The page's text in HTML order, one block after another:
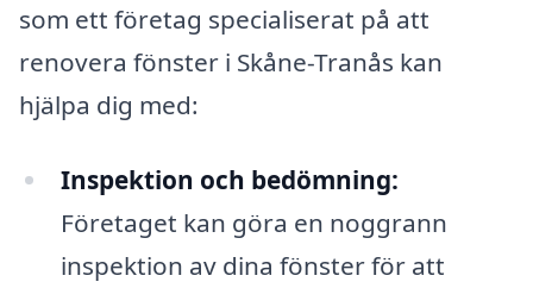
som ett företag specialiserat på att
renovera fönster i Skåne-Tranås kan
hjälpa dig med:
Inspektion och bedömning:
Företaget kan göra en noggrann
inspektion av dina fönster för att